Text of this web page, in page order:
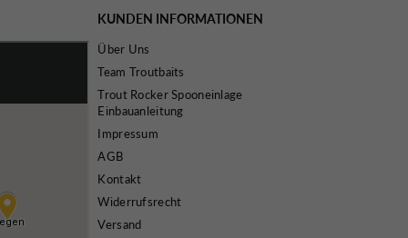
KUNDEN INFORMATIONEN
Über Uns
Team Troutbaits
Trout Rocker Spooneinlage
Einbauanleitung
Impressum
AGB
Kontakt
Widerrufsrecht
Versand